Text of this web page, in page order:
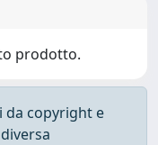
prodotto.
da copyright e